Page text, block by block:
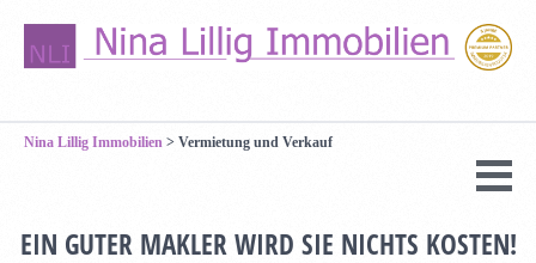
Nina Lillig Immobilien > Vermietung und Verkauf
EIN GUTER MAKLER WIRD SIE NICHTS KOSTEN!